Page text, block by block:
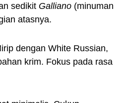
sedikit Galliano (minuman
atasnya.
dengan White Russian,
krim. Fokus pada rasa